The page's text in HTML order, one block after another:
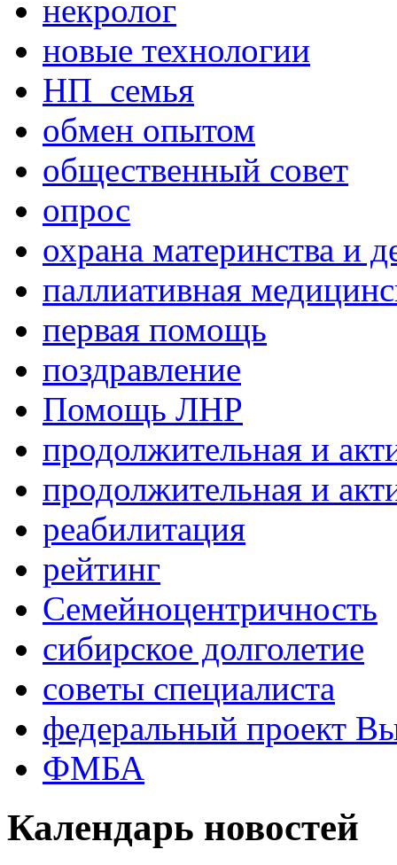
некролог
новые технологии
НП_семья
обмен опытом
общественный совет
опрос
охрана материнства и
паллиативная
первая помощь
поздравление
Помощь ЛНР
продолжительная и
продолжительная и
реабилитация
рейтинг
Семейноцентричность
сибирское долголетие
советы специалиста
федеральный проект
ФМБА
Календарь новостей